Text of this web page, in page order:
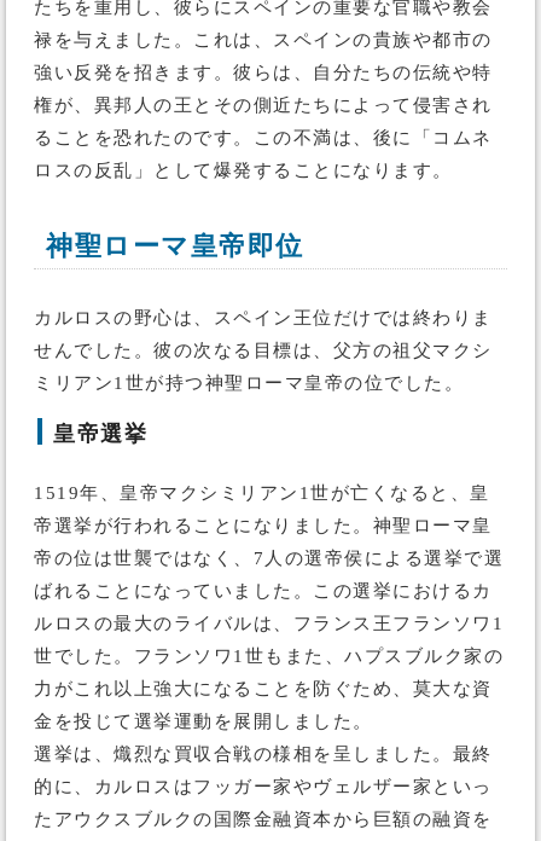
たちを重用し、彼らにスペインの重要な官職や教会
禄を与えました。これは、スペインの貴族や都市の
強い反発を招きます。彼らは、自分たちの伝統や特
権が、異邦人の王とその側近たちによって侵害され
ることを恐れたのです。この不満は、後に「コムネ
ロスの反乱」として爆発することになります。
神聖ローマ皇帝即位
カルロスの野心は、スペイン王位だけでは終わりま
せんでした。彼の次なる目標は、父方の祖父マクシ
ミリアン1世が持つ神聖ローマ皇帝の位でした。
皇帝選挙
1519年、皇帝マクシミリアン1世が亡くなると、皇
帝選挙が行われることになりました。神聖ローマ皇
帝の位は世襲ではなく、7人の選帝侯による選挙で選
ばれることになっていました。この選挙におけるカ
ルロスの最大のライバルは、フランス王フランソワ1
世でした。フランソワ1世もまた、ハプスブルク家の
力がこれ以上強大になることを防ぐため、莫大な資
金を投じて選挙運動を展開しました。
選挙は、熾烈な買収合戦の様相を呈しました。最終
的に、カルロスはフッガー家やヴェルザー家といっ
たアウクスブルクの国際金融資本から巨額の融資を